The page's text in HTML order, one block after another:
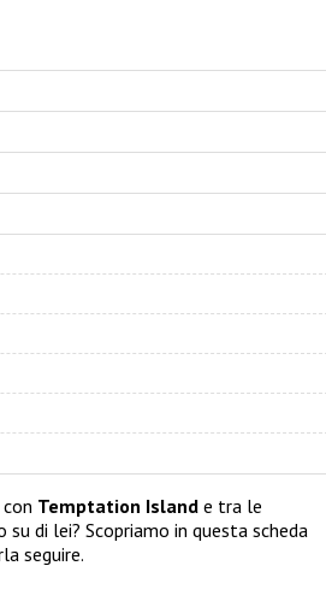
Temptation Island e tra le
su di lei? Scopriamo in questa scheda
seguire.